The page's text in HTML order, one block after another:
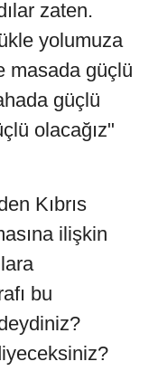
zaten.
yolumuza
masada güçlü
güçlü
olacağız"
Kıbrıs
ilişkin
bu